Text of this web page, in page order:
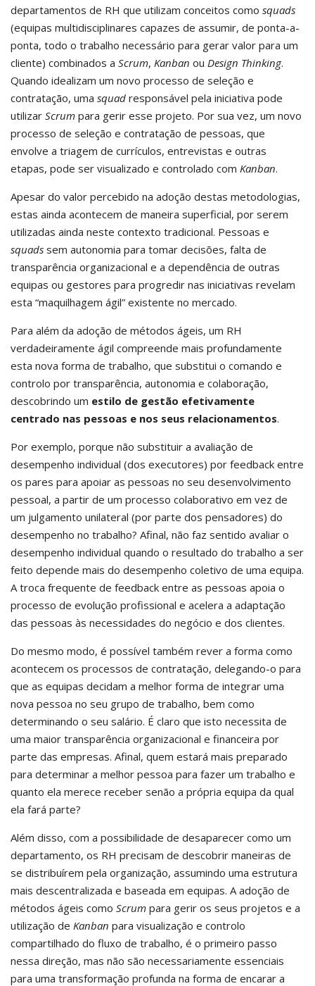
departamentos de RH que utilizam conceitos como squads
(equipas multidisciplinares capazes de assumir, de ponta-a-
ponta, todo o trabalho necessário para gerar valor para um
cliente) combinados a Scrum, Kanban ou Design Thinking.
Quando idealizam um novo processo de seleção e
contratação, uma squad responsável pela iniciativa pode
utilizar Scrum para gerir esse projeto. Por sua vez, um novo
processo de seleção e contratação de pessoas, que
envolve a triagem de currículos, entrevistas e outras
etapas, pode ser visualizado e controlado com Kanban.
Apesar do valor percebido na adoção destas metodologias,
estas ainda acontecem de maneira superficial, por serem
utilizadas ainda neste contexto tradicional. Pessoas e
squads sem autonomia para tomar decisões, falta de
transparência organizacional e a dependência de outras
equipas ou gestores para progredir nas iniciativas revelam
esta “maquilhagem ágil” existente no mercado.
Para além da adoção de métodos ágeis, um RH
verdadeiramente ágil compreende mais profundamente
esta nova forma de trabalho, que substitui o comando e
controlo por transparência, autonomia e colaboração,
descobrindo um estilo de gestão efetivamente
centrado nas pessoas e nos seus relacionamentos.
Por exemplo, porque não substituir a avaliação de
desempenho individual (dos executores) por feedback entre
os pares para apoiar as pessoas no seu desenvolvimento
pessoal, a partir de um processo colaborativo em vez de
um julgamento unilateral (por parte dos pensadores) do
desempenho no trabalho? Afinal, não faz sentido avaliar o
desempenho individual quando o resultado do trabalho a ser
feito depende mais do desempenho coletivo de uma equipa.
A troca frequente de feedback entre as pessoas apoia o
processo de evolução profissional e acelera a adaptação
das pessoas às necessidades do negócio e dos clientes.
Do mesmo modo, é possível também rever a forma como
acontecem os processos de contratação, delegando-o para
que as equipas decidam a melhor forma de integrar uma
nova pessoa no seu grupo de trabalho, bem como
determinando o seu salário. É claro que isto necessita de
uma maior transparência organizacional e financeira por
parte das empresas. Afinal, quem estará mais preparado
para determinar a melhor pessoa para fazer um trabalho e
quanto ela merece receber senão a própria equipa da qual
ela fará parte?
Além disso, com a possibilidade de desaparecer como um
departamento, os RH precisam de descobrir maneiras de
se distribuírem pela organização, assumindo uma estrutura
mais descentralizada e baseada em equipas. A adoção de
métodos ágeis como Scrum para gerir os seus projetos e a
utilização de Kanban para visualização e controlo
compartilhado do fluxo de trabalho, é o primeiro passo
nessa direção, mas não são necessariamente essenciais
para uma transformação profunda na forma de encarar a